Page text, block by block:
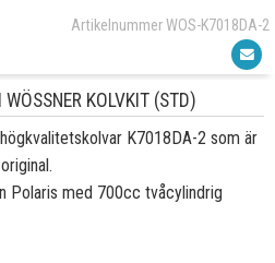
Artikelnummer WOS-K7018DA-2
WÖSSNER KOLVKIT (STD)
K7018DA-2 som är
Polaris med 700cc tvåcylindrig